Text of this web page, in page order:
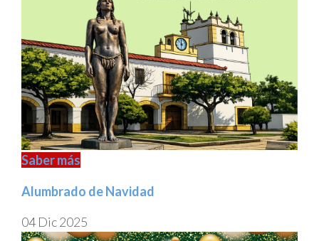
Saber más
Alumbrado de Navidad
04 Dic 2025